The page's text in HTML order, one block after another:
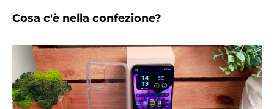
Cosa c'è nella confezione?